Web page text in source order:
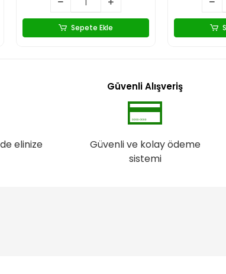
Sepete Ekle
elinize
Güvenli Alışveriş
Güvenli ve kolay ödeme
sistemi